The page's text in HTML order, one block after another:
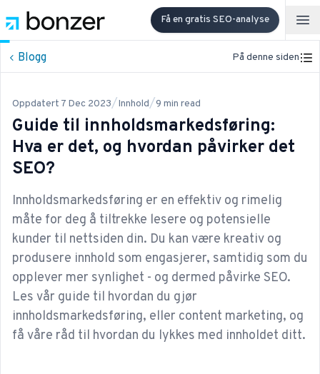
Få en gratis SEO-analyse
Blogg På denne siden
Oppdatert 7 Dec 2023/Innhold/9 min read
Guide til innholdsmarkedsføring:
Hva er det, og hvordan påvirker det
SEO?
Innholdsmarkedsføring er en effektiv og rimelig
måte for deg å tiltrekke lesere og potensielle
kunder til nettsiden din. Du kan være kreativ og
produsere innhold som engasjerer, samtidig som du
opplever mer synlighet - og dermed påvirke SEO.
Les vår guide til hvordan du gjør
innholdsmarkedsføring, eller content marketing, og
få våre råd til hvordan du lykkes med innholdet ditt.